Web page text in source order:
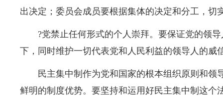
出决定；委员会成员要根据集体的决定和分工，切
?党禁止任何形式的个人崇拜。要保证党的领
下，同时维护一切代表党和人民利益的领导人的威
民主集中制作为党和国家的根本组织原则和领
鲜明的制度优势。要坚持和运用好民主集中制这个